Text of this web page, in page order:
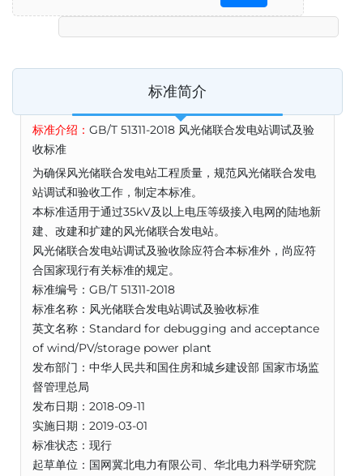
标准简介
标准介绍： GB/T 51311-2018 风光储联合发电站调试及验
收标准
为确保风光储联合发电站工程质量，规范风光储联合发电
站调试和验收工作，制定本标准。
本标准适用于通过35kV及以上电压等级接入电网的陆地新
建、改建和扩建的风光储联合发电站。
风光储联合发电站调试及验收除应符合本标准外，尚应符
合国家现行有关标准的规定。
标准编号：GB/T 51311-2018
标准名称：风光储联合发电站调试及验收标准
英文名称：Standard for debugging and acceptance
of wind/PV/storage power plant
发布部门：中华人民共和国住房和城乡建设部 国家市场监
督管理总局
发布日期：2018-09-11
实施日期：2019-03-01
标准状态：现行
起草单位：国网冀北电力有限公司、华北电力科学研究院